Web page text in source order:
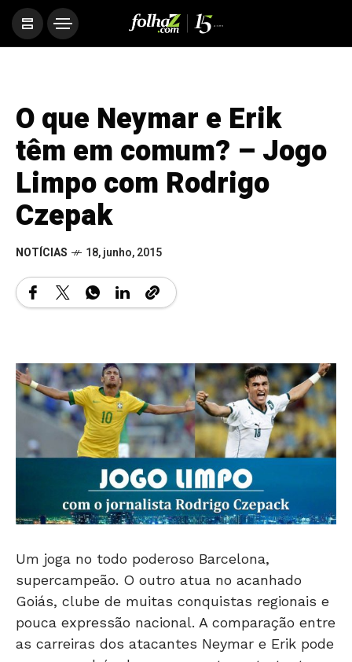
O que Neymar e Erik
têm em comum? – Jogo
Limpo com Rodrigo
Czepak
NOTÍCIAS 18, junho, 2015
Um joga no todo poderoso Barcelona,
supercampeão. O outro atua no acanhado
Goiás, clube de muitas conquistas regionais e
pouca expressão nacional. A comparação entre
as carreiras dos atacantes Neymar e Erik pode